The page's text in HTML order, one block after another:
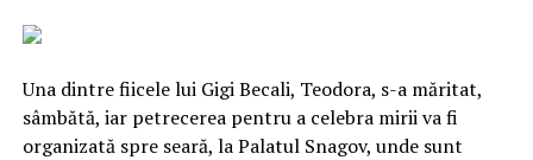
Una dintre fiicele lui Gigi Becali, Teodora, s-a măritat,
sâmbătă, iar petrecerea pentru a celebra mirii va fi
organizată spre seară, la Palatul Snagov, unde sunt